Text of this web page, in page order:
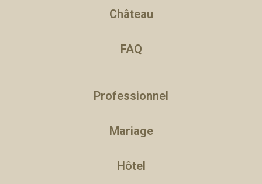
Château
FAQ
Professionnel
Mariage
Hôtel